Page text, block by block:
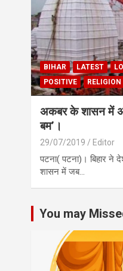
BIHAR LATEST
POSITIVE
RELIGION
अकबर के शासन में
बम’।
29/07/2019 Editor
पटना( पटना)। बिहार ने
शासन में जब…
You may